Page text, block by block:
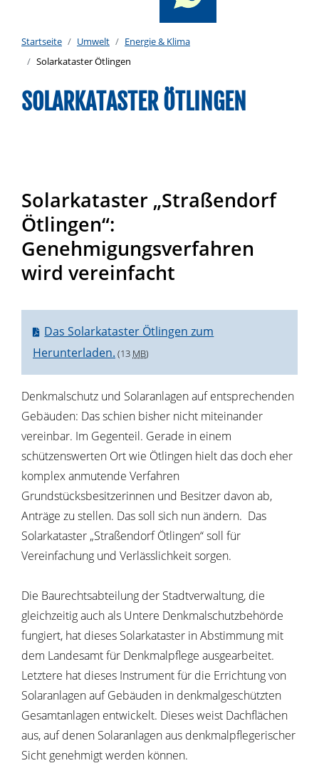
Startseite Umwelt
Energie & Klima
Solarkataster Ötlingen
SOLARKATASTER ÖTLINGEN
Solarkataster „Straßendorf
Ötlingen“:
Genehmigungsverfahren
wird vereinfacht
Das Solarkataster Ötlingen zum
Herunterladen. (13 MB)
Denkmalschutz und Solaranlagen auf entsprechenden
Gebäuden: Das schien bisher nicht miteinander
vereinbar. Im Gegenteil. Gerade in einem
schützenswerten Ort wie Ötlingen hielt das doch eher
komplex anmutende Verfahren
Grundstücksbesitzerinnen und Besitzer davon ab,
Anträge zu stellen. Das soll sich nun ändern. Das
Solarkataster „Straßendorf Ötlingen“ soll für
Vereinfachung und Verlässlichkeit sorgen.
Die Baurechtsabteilung der Stadtverwaltung, die
gleichzeitig auch als Untere Denkmalschutzbehörde
fungiert, hat dieses Solarkataster in Abstimmung mit
dem Landesamt für Denkmalpflege ausgearbeitet.
Letztere hat dieses Instrument für die Errichtung von
Solaranlagen auf Gebäuden in denkmalgeschützten
Gesamtanlagen entwickelt. Dieses weist Dachflächen
aus, auf denen Solaranlagen aus denkmalpflegerischer
Sicht genehmigt werden können.